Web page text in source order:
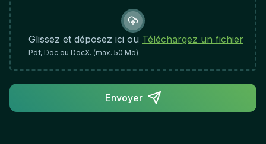
ability to engage effectively with stakeholders
across organizational boundariesProactive mindset
with the ability to identify emerging trends and
potential areas of concernCommitment to
accuracy, integrity, and maintaining
comprehensive documentationCollaborative
approach to supporting continuous improvement
and organizational resilienceRole Impact &
Glissez et déposez ici ou Téléchargez un fichier
Pdf, Doc ou DocX. (max. 50 Mo)
Envoyer